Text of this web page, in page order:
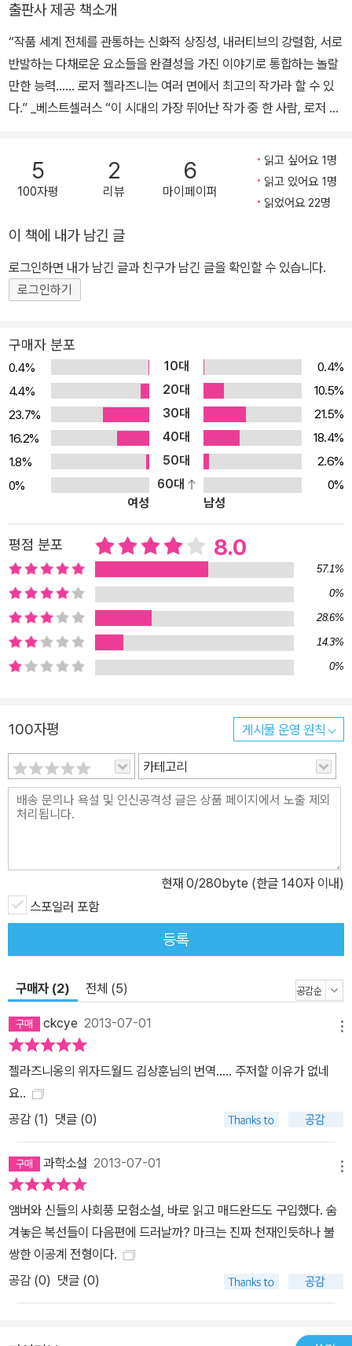
중편상을, 《그 얼굴의 문, 그 입의 횃불》로 네뷸러상 최우수 중단편상
을 수상한다. 1966년에는 젤라즈니 최초의 장편, 《내 이름은 콘래
드》로 휴고상 최우수 장편상을 수상했고 1968년 《신들의 사회》로
단독으로 휴고상을 수상했다. 후기에는 판타지 소설 《앰버연대기》를
통해 상업적으로 크게 성공하며 근대 판타지 소설의 이정표를 만들었
생을 마감했다. 그를 기리는 동료 작가들이 《Shadows & Reflecti
ons》라는 이름의 추모 선집을 내기도 했다.
(Robert A. Heinlein)의 『스타십 트루퍼스』, 조 홀드먼의 『영원한
전쟁』, 로버트 홀드스톡의 『미사고의 숲』, 크리스토퍼 프리스트의
『매혹』, 이언 뱅크스의 『말벌공장』, 새뮤얼 딜레이니의 『바벨-17』,
카를로스 카스타네다의 『돈 후앙의 가르침』 3부작, 존 그리빈의 『시
간의 물리학: SF가 상상하고 과학이 증명한 시간여행의 모든 것』 등
출판사 제공 책소개
“작품 세계 전체를 관통하는 신화적 상징성, 내러티브의 강렬함, 서로
반발하는 다채로운 요소들을 완결성을 가진 이야기로 통합하는 놀랄
만한 능력…… 로저 젤라즈니는 여러 면에서 최고의 작가라 할 수 있
다.” _베스트셀러스 “이 시대의 가장 뛰어난 작가 중 한 사람, 로저 젤
의 독창적인 혼합물이며, 박력 있는 모험담과 생기발랄한 이미지의
보고이다.” _판타지 앤드 사이언스 픽션 과학과 마법의 대립이라는
화두를 토대로 북유럽 전설, 현대적 성장소설, 미스터리가 혼합된 로
년 사망하기까지 30여 년간 SF와 환상문학계에 찬란한 궤적을 남긴
불세출의 작가 로저 젤라즈니. 명석하고 유려한 플롯, 다양한 신화적
상징, 시적이고 아름다운 문장 등 뛰어난 문학성을 바탕으로 신화와
환상, SF를 융합시키면서 “한 세기에 한 번 나올까 말까 한 뛰어난 작
로 엔터테인먼트적인 특성이 강하게 가미된 작품이 바로 1980년에
발표된 『체인질링』이다. 초중기 다소 무거운 분위기의 작품들과 달리
경쾌하고 위트 넘치는 이 소설은, 그의 작품 중 가장 오락적인 요소가
많고 대중적이라는 평가를 받으면서 출간 즉시 큰 성공을 거두었다.
이 성공은 이듬해 후속편인 『매드완드』의 출간으로 이어졌으며, 198
9년에는 ‘위저드 월드’라는 제명으로 합본 출간되었다. 위저드 월드
의 1편인 『체인질링』은 마법이 지배하는 중세적인 세계를 배경으로,
흑마법사 데트가 마법사들의 군대에 목숨을 잃은 후 남겨진 아들 폴
의 이야기이다. 데트가 죽을 무렵 갓난아기였던 폴은 후일을 우려한
마법사들로 인해 과학기술이 발달한 평행세계의 아이 대니얼 체인(마
크 마락슨)과 바꿔치기된다. 20년 후 두 아이는 서로 다른 세계에서
적응하지 못하고, 이로 인해 마법 세계는 다시 한 번 혼돈에 휩싸인다.
『체인질링』은 요정이 아이를 바꿔치기한다는 북유럽의 체인질링 전
설을 모티프로 한 사이언스 판타지로, 서로 다른 두 세계에서 갈등을
겪으며 성장하는 두 소년의 이야기를 그려내고 있다. 소년들은 자신
이 살고 있는 세계와 상충하는 재능으로 인해 고통받고, 각기 다른 방
갈등을 판타지와 모험담으로 벼려낸 이 작품에서, 젤라즈니는 북유럽
의 전설과 신화적 상징, 성장소설과 모험담, 미스터리를 절묘하게 버
무려내는 신기(神技)에 가까운 솜씨를 보여준다. 또한 용과 마법사
가 등장하는 중세적인 배경을 기반으로 하는 판타지의 세계관에 기계
문명과 과학기술이라는 현대성이 결합된 독특한 아우라 역시 독자들
지금도 미국, 영국, 러시아, 일본 등지에서 독자들의 많은 사랑을 받고
있다.
5
100자평
2
리뷰
6
마이페이퍼
읽고 싶어요 1명
읽고 있어요 1명
읽었어요 22명
이 책에 내가 남긴 글
로그인하면 내가 남긴 글과 친구가 남긴 글을 확인할 수 있습니다.
로그인하기
구매자 분포
0.4% 10대
0.4%
4.4%
20대
10.5%
23.7%
30대
21.5%
16.2%
40대
18.4%
1.8%
50대
2.6%
0%
60대
0%
여성
남성
평점 분포 8.0
57.1%
0%
28.6%
14.3%
0%
100자평 게시물 운영 원칙
카테고리
현재 0/280byte (한글 140자 이내)
스포일러 포함
등록
구매자 (2) 전체 (5)
ckcye 2013-07-01
젤라즈니옹의 위자드월드 김상훈님의 번역..... 주저할 이유가 없네
요..
공감 (1) 댓글 (0)
과학소설 2013-07-01
앰버와 신들의 사회풍 모험소설, 바로 읽고 매드완드도 구입했다. 숨
겨놓은 복선들이 다음편에 드러날까? 마크는 진짜 천재인듯하나 불
쌍한 이공계 전형이다.
공감 (0) 댓글 (0)